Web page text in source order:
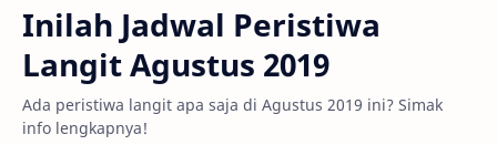
Inilah Jadwal Peristiwa
Langit Agustus 2019
Ada peristiwa langit apa saja di Agustus 2019 ini? Simak
info lengkapnya!